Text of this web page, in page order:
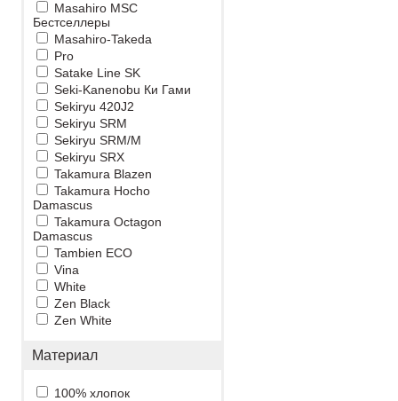
Masahiro MSС
Бестселлеры
Masahiro-Takeda
Pro
Satake Line SK
Seki-Kanenobu Ки Гами
Sekiryu 420J2
Sekiryu SRM
Sekiryu SRM/M
Sekiryu SRX
Takamura Blazen
Takamura Hocho
Damascus
Takamura Octagon
Damascus
Tambien ECO
Vina
White
Zen Black
Zen White
Материал
100% хлопок